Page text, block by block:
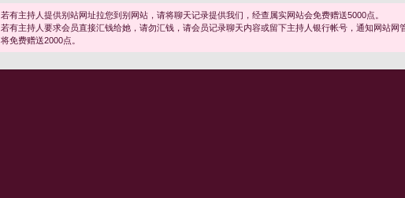
若有主持人提供别站网址拉您到别网站，请将聊天记录提供我们，经查属实网站会免费赠送5000点。
若有主持人要求会员直接汇钱给她，请勿汇钱，请会员记录聊天内容或留下主持人银行帐号，通知网站网
将免费赠送2000点。